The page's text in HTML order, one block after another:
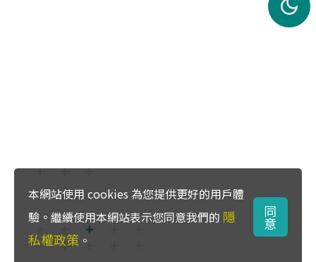
本網站使用 cookies 為您提供更好的用戶體
驗。繼續使用本網站表示您同意我們的 隱
私權政策 。
同
意